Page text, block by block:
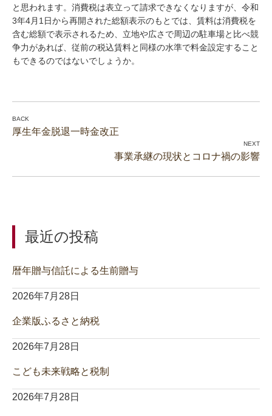
と思われます。消費税は表立って請求できなくなりますが、令和
3年4月1日から再開された総額表示のもとでは、賃料は消費税を
含む総額で表示されるため、立地や広さで周辺の駐車場と比べ競
争力があれば、従前の税込賃料と同様の水準で料金設定すること
もできるのではないでしょうか。
厚生年金脱退一時金改正
事業承継の現状とコロナ禍の影響
最近の投稿
暦年贈与信託による生前贈与
2026年7月28日
企業版ふるさと納税
2026年7月28日
こども未来戦略と税制
2026年7月28日